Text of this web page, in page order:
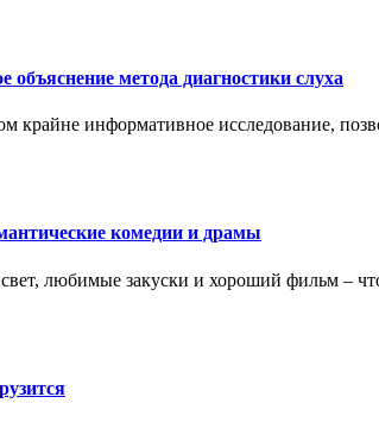
объяснение метода диагностики слуха
крайне информативное исследование,
комедии и драмы
любимые закуски и хороший фильм –